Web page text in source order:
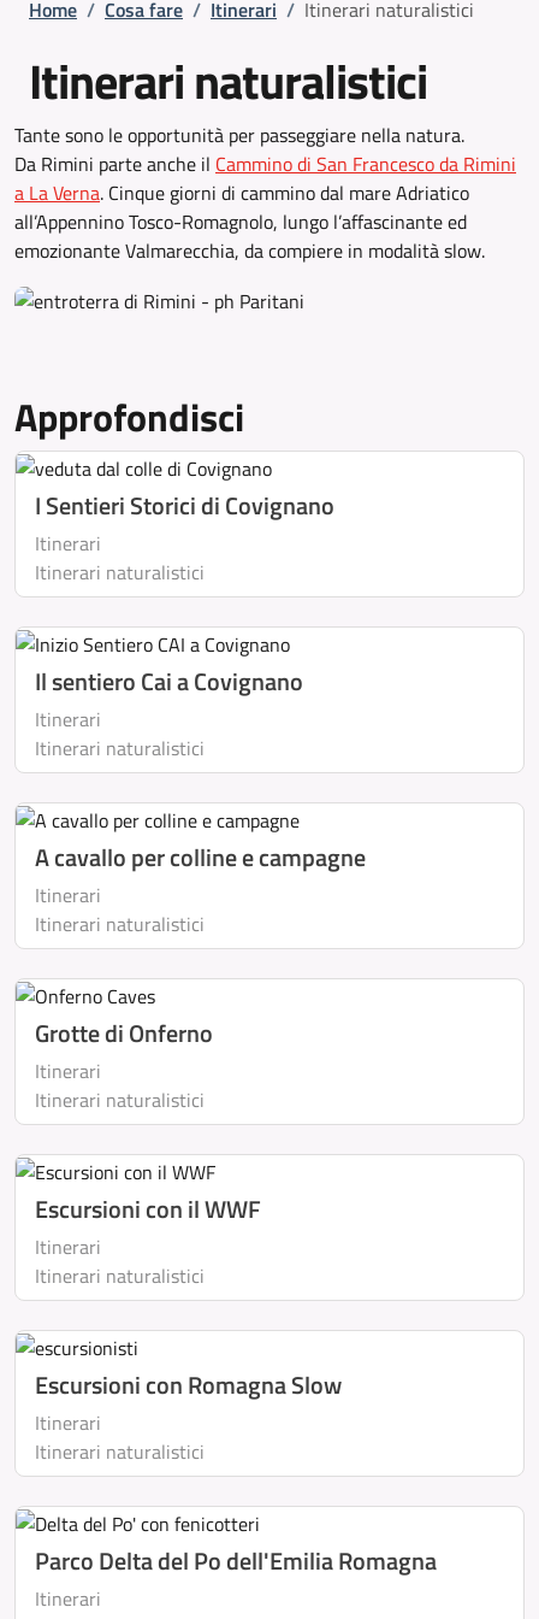
Home / Cosa fare / Itinerari / Itinerari naturalistici
Itinerari naturalistici
Tante sono le opportunità per passeggiare nella natura.
Da Rimini parte anche il Cammino di San Francesco da Rimini
a La Verna. Cinque giorni di cammino dal mare Adriatico
all’Appennino Tosco-Romagnolo, lungo l’affascinante ed
emozionante Valmarecchia, da compiere in modalità slow.
Approfondisci
I Sentieri Storici di Covignano
Itinerari
Itinerari naturalistici
Il sentiero Cai a Covignano
Itinerari
Itinerari naturalistici
A cavallo per colline e campagne
Itinerari
Itinerari naturalistici
Grotte di Onferno
Itinerari
Itinerari naturalistici
Escursioni con il WWF
Itinerari
Itinerari naturalistici
Escursioni con Romagna Slow
Itinerari
Itinerari naturalistici
Parco Delta del Po dell'Emilia Romagna
Itinerari